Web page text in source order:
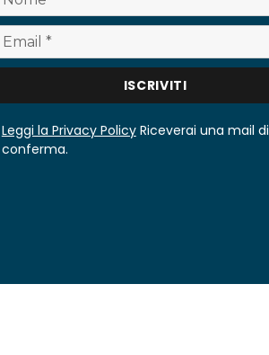
Leggi la Privacy PolicyRiceverai una mail di
conferma.